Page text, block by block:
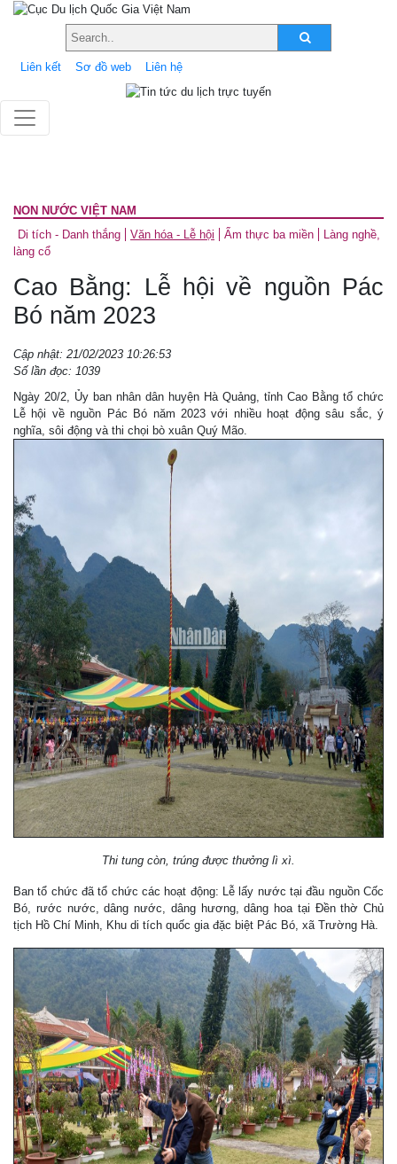
Liên kết Sơ đồ web Liên hệ
NON NƯỚC VIỆT NAM
Di tích - Danh thắng
Văn hóa - Lễ hội Ẩm thực ba miền
Làng nghề,
làng cổ
Cao Bằng: Lễ hội về nguồn Pác
Bó năm 2023
Cập nhật: 21/02/2023 10:26:53
Số lần đọc: 1039
Ngày 20/2, Ủy ban nhân dân huyện Hà Quảng, tỉnh Cao Bằng tổ chức
Lễ hội về nguồn Pác Bó năm 2023 với nhiều hoạt động sâu sắc, ý
nghĩa, sôi động và thi chọi bò xuân Quý Mão.
Thi tung còn, trúng được thưởng lì xì.
Ban tổ chức đã tổ chức các hoạt động: Lễ lấy nước tại đầu nguồn Cốc
Bó, rước nước, dâng nước, dâng hương, dâng hoa tại Đền thờ Chủ
tịch Hồ Chí Minh, Khu di tích quốc gia đặc biệt Pác Bó, xã Trường Hà.